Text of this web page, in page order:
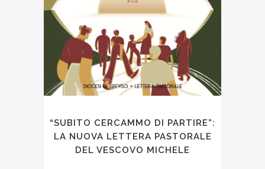
“SUBITO CERCAMMO DI PARTIRE”:
LA NUOVA LETTERA PASTORALE
DEL VESCOVO MICHELE